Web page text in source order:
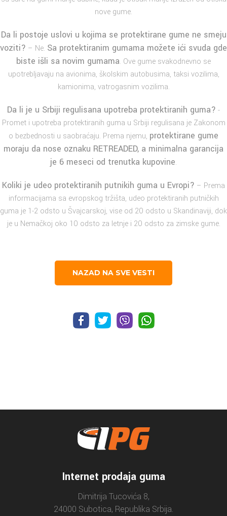
nove gume.
Da li postoje uslovi u kojima se protektirane gume ne smeju
voziti? – Ne. Sa protektiranim gumama možete ići svuda gde
biste išli sa novim gumama. Ove gume svakodnevno se
upotrebljavaju na avionima, školskim autobusima, taksi vozilima,
kamionima, vatrogasnim vozilima.
Da li je u Srbiji regulisana upotreba protektiranih guma? -
Promet i upotreba protektiranih guma u Srbiji regulisana je Zakonom
o bezbednosti u saobraćaju. Prema njemu, protektirane gume
moraju da nose oznaku RETREADED, a minimalna garancija
je 6 meseci od trenutka kupovine.
Koliki je udeo protektiranih putnikih guma u Evropi? – Prema
informacijama sa evropskog tržišta, udeo protektiranih putničkih
guma je 1-2 odsto u Švajcarskoj, vise od 20 odsto u Skandinaviji, dok
je u Nemačkoj oko 10 odsto za letnje i 20 odsto za zimske gume.
NAZAD NA SVE VESTI
Internet prodaja guma
Dimitrija Tucovića 8,
24000 Subotica, Republika Srbija.